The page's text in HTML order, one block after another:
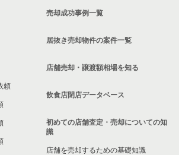
居抜き売却物件の案件一覧
店の居抜き売却物件の案件一覧
食店の居抜き売却物件の案件一覧
飲食店の居抜き売却物件の案件一覧
の居抜き売却物件の案件一覧
の居抜き売却物件の案件一覧
頼
売却成功事例一覧
居抜き売却物件の案件一覧
店舗売却・譲渡額相場を知る
飲食店閉店データベース
初めての店舗査定・売却についての知
識
店舗を売却するための基礎知識